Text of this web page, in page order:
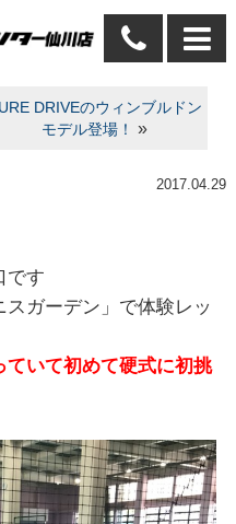
DRIVEのウィンブルドン
モデル登場！
»
2017.04.29
です
ガーデン」で体験レッ
いて初めて硬式に初挑